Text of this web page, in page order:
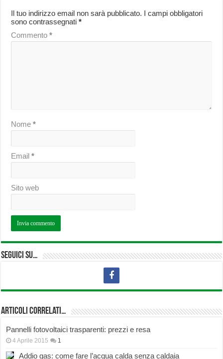
Il tuo indirizzo email non sarà pubblicato. I campi obbligatori
sono contrassegnati*
Commento*
Nome*
Email*
Sito web
Seguici su…
Articoli correlati…
Pannelli fotovoltaici trasparenti: prezzi e resa
4 Aprile 2015 1
Addio gas: come fare l’acqua calda senza caldaia